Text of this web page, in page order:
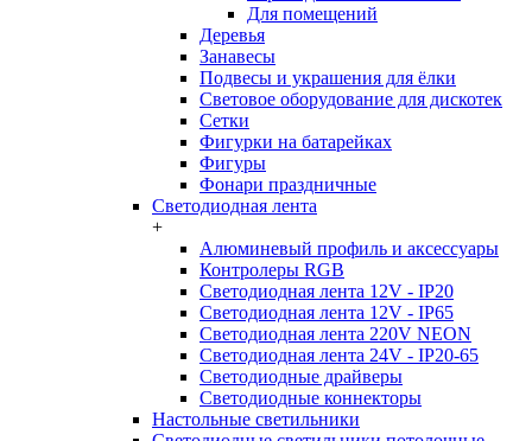
Для помещений
Деревья
Занавесы
Подвесы и украшения для ёлки
Световое оборудование для дискотек
Сетки
Фигурки на батарейках
Фигуры
Фонари праздничные
Светодиодная лента
+
Алюминевый профиль и аксессуары
Контролеры RGB
Светодиодная лента 12V - IP20
Светодиодная лента 12V - IP65
Светодиодная лента 220V NEON
Светодиодная лента 24V - IP20-65
Светодиодные драйверы
Светодиодные коннекторы
Настольные светильники